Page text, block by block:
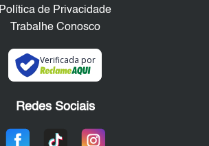
Política de Privacidade
Trabalhe Conosco
Verificada por
Redes Sociais